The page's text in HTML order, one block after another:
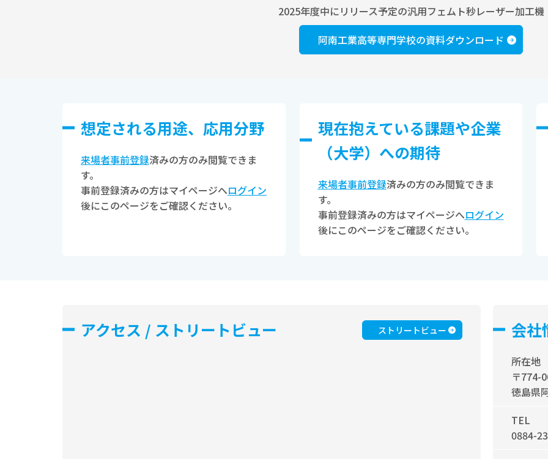
2025年度中にリリース予定の汎用フェムト秒レーザー加工機
阿南工業高等専門学校の資料ダウンロード
想定される⽤途、応⽤分野
来場者事前登録済みの方のみ閲覧できま
す。
事前登録済みの方はマイページへログイン
後にこのページをご確認ください。
現在抱えている課題や企業
（⼤学）への期待
来場者事前登録済みの方のみ閲覧できま
す。
事前登録済みの方はマイページへログイン
後にこのページをご確認ください。
アクセス / ストリートビュー ストリートビュー 会社
所在地
〒774-
徳島県
TEL
0884-